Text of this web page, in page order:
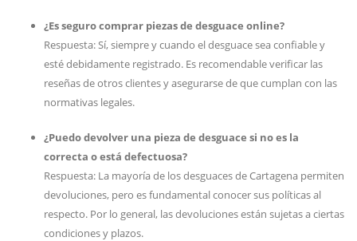
¿Es seguro comprar piezas de desguace online?
Respuesta: Sí, siempre y cuando el desguace sea confiable y
esté debidamente registrado. Es recomendable verificar las
reseñas de otros clientes y asegurarse de que cumplan con las
normativas legales.
¿Puedo devolver una pieza de desguace si no es la
correcta o está defectuosa?
Respuesta: La mayoría de los desguaces de Cartagena permiten
devoluciones, pero es fundamental conocer sus políticas al
respecto. Por lo general, las devoluciones están sujetas a ciertas
condiciones y plazos.